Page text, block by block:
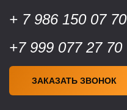
+ 7 986 150 07 70
+7 999 077 27 70
ЗАКАЗАТЬ ЗВОНОК